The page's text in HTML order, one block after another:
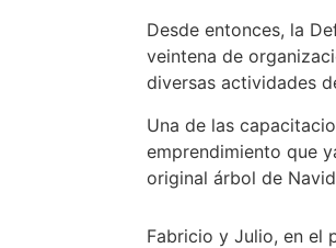
Desde entonces, la
veintena de
diversas actividades
Una de las
emprendimiento que
original árbol de
Fabricio y Julio, en el